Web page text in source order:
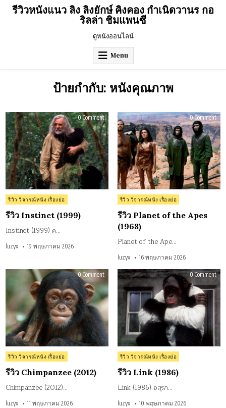
Skipรีวิวหนังแนว ลิง ลิงยักษ์ คิงคอง กำเนิดวานร กอ
ริลล่า ชิมแพนซี
ดูหนังออนไลน์
Menu
ป้ายกำกับ: หนังคุณภาพ
0 Commenton
รีวิว
Instinct
(1999)
Posted
in
รีวิว วิจารณ์หนัง เรื่องย่อ
รีวิว Instinct (1999)
Instinct (1999) ค…
luzyx 19 พฤษภาคม 2026
0 Commenton
รีวิว
of
the
Posted
in
รีวิว วิจารณ์หนัง เรื่องย่อ
รีวิว Planet of the Apes
(1968)
Planet of the Ape…
luzyx 16 พฤษภาคม 2026
0 Commenton
Chimpanzee
(2012)
Posted
in
รีวิว วิจารณ์หนัง เรื่องย่อ
รีวิว Chimpanzee (2012)
Chimpanzee (2012)…
luzyx 11 พฤษภาคม 2026
0 Commenton
รีวิว
Link
Posted
in
รีวิว วิจารณ์หนัง เรื่องย่อ
รีวิว Link (1986)
Link (1986) อสุรก…
luzyx 10 พฤษภาคม 2026